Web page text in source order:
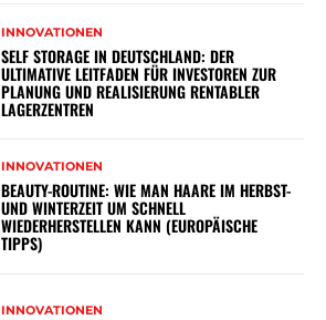
INNOVATIONEN
SELF STORAGE IN DEUTSCHLAND: DER
ULTIMATIVE LEITFADEN FÜR INVESTOREN ZUR
PLANUNG UND REALISIERUNG RENTABLER
LAGERZENTREN
INNOVATIONEN
BEAUTY-ROUTINE: WIE MAN HAARE IM HERBST-
UND WINTERZEIT UM SCHNELL
WIEDERHERSTELLEN KANN (EUROPÄISCHE
TIPPS)
INNOVATIONEN